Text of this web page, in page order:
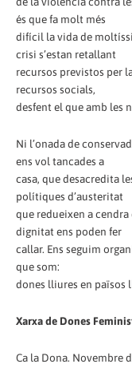
és que fa molt més
difícil la vida de
crisi s’estan retallant
recursos previstos per
recursos socials,
desfent el que amb les
Ni l’onada de
ens vol tancades a
casa, que desacredita
polítiques d’austeritat
que redueixen a
dignitat ens poden fer
callar. Ens seguim
que som:
dones lliures en països
Xarxa de Dones
Ca la Dona. Novembre